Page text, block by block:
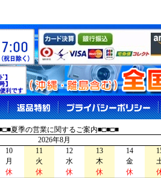
夏季の営業に関するご案内■□■□■
2026年8月
10 11 12 13 14
月 火 水 木 金
休 休 休 休 休